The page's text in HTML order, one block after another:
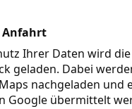
Anfahrt
Ihrer Daten wird
geladen. Dabei
nachgeladen und
Google übermittelt